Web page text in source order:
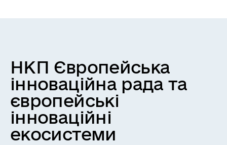
НКП Європейська
інноваційна рада та
європейські
інноваційні
екосистеми